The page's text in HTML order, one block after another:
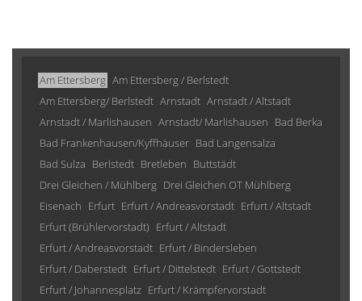
Am Ettersberg Am Ettersberg / Berlstedt
Am Ettersberg/ Berlstedt Arnstadt Arnstadt / Altstadt
Arnstadt / Marlishausen Arnstadt/ Marlishausen Bad Berka
Bad Frankenhausen/Kyffhäuser Bad Langensalza
Bad Sulza Berlstedt Bretleben Buttstädt
Drei Gleichen / Mühlberg Drei Gleichen OT Mühlberg
Eisenach Erfurt Erfurt / Andreasvorstadt Erfurt / Altstadt
Erfurt (Brühlervorstadt) Erfurt / Altstadt
Erfurt / Andreasvorstadt Erfurt / Bindersleben
Erfurt / Daberstedt Erfurt / Dittelstedt Erfurt / Gottstedt
Erfurt / Johannesplatz Erfurt / Krämpfervorstadt